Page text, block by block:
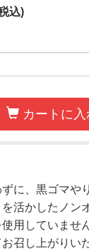
込)
カートに入
に、黒ゴマや
活かしたノン
用していませ
召し上がりい